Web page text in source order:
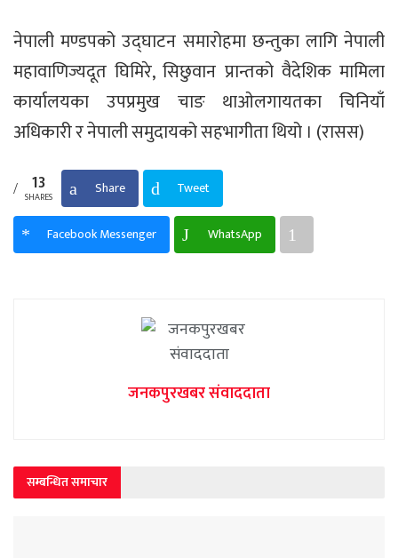
नेपाली मण्डपको उद्घाटन समारोहमा छन्तुका लागि नेपाली
महावाणिज्यदूत घिमिरे, सिछुवान प्रान्तको वैदेशिक मामिला
कार्यालयका उपप्रमुख चाङ थाओलगायतका चिनियाँ
अधिकारी र नेपाली समुदायको सहभागीता थियो । (रासस)
13
SHARES Share Tweet
Facebook Messenger WhatsApp
जनकपुरखबर संवाददाता
सम्बन्धित समाचार